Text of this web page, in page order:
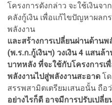
โครงการดังกล่าว จะใช้เงินจา
คลังกู้เงิน เพื่อแก้ไขปัญหาผล
พลังงาน
และสร้างการเปลี่ยนผ่านด้านพ
(พ.ร.ก.กู้เงินฯ) วงเงิน 4 แสน
บาทหลัง ที่จะใช้กับโครงการเ
พลังงานไปสู่พลังงานสะอาด โ
สรรพสามิตเตรียมเสนอนั้น ถื
อย่างไรก็ดี อาจมีการปรับเปลี่ย